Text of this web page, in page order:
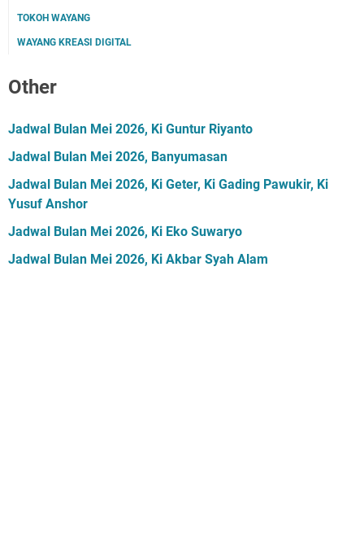
TOKOH WAYANG
WAYANG KREASI DIGITAL
Other
Jadwal Bulan Mei 2026, Ki Guntur Riyanto
Jadwal Bulan Mei 2026, Banyumasan
Jadwal Bulan Mei 2026, Ki Geter, Ki Gading Pawukir, Ki
Yusuf Anshor
Jadwal Bulan Mei 2026, Ki Eko Suwaryo
Jadwal Bulan Mei 2026, Ki Akbar Syah Alam